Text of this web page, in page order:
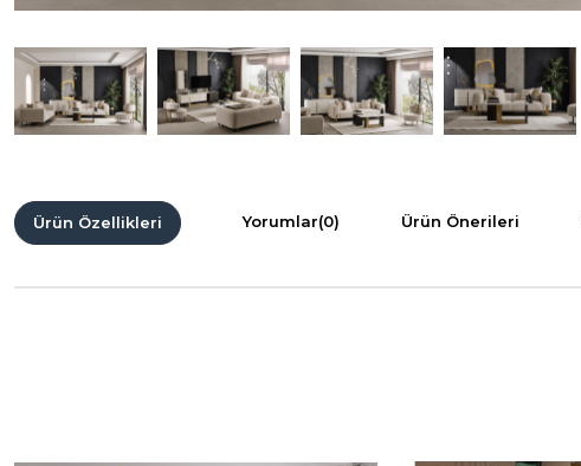
Ürün Özellikleri Yorumlar(0) Ürün Önerileri